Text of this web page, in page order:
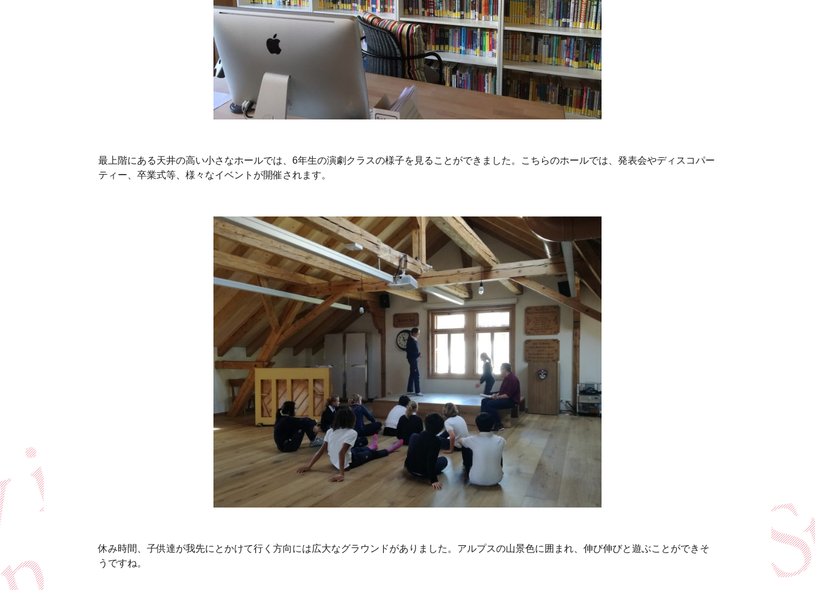
最上階にある天井の高い小さなホールでは、6年生の演劇クラスの様子を見ることができました。こちらのホールでは、発表会やディスコパー
ティー、卒業式等、様々なイベントが開催されます。
休み時間、子供達が我先にとかけて行く方向には広大なグラウンドがありました。アルプスの山景色に囲まれ、伸び伸びと遊ぶことができそ
うですね。